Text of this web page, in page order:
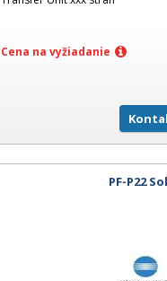
Cena na vyžiadanie
PF-P22